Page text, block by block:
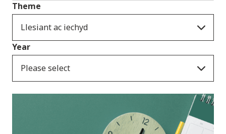
Theme
Llesiant ac iechyd
Year
Please select